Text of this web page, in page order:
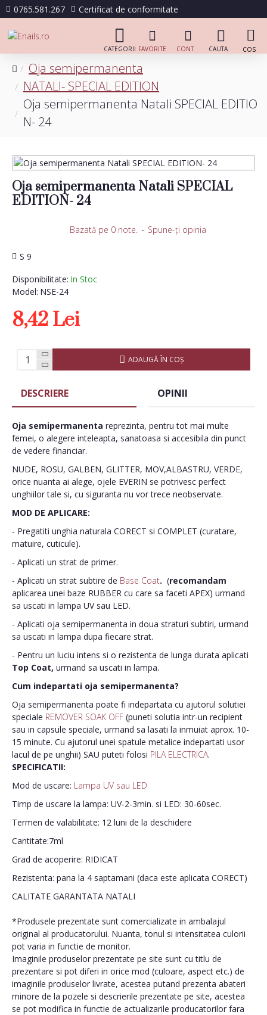
0765.581.267 Certificat de conformitate
Oja semipermanenta
NATALI- SPECIAL EDITION
Oja semipermanenta Natali SPECIAL EDITIO
N- 24
Oja semipermanenta Natali SPECIAL
EDITION- 24
Disponibilitate: In Stoc
Model: NSE-24
S 9
Bazată pe 0 note. - Spune-ţi opinia
8,42 Lei
ADAUGĂ ÎN COŞ
DESCRIERE OPINII
Oja semipermanenta reprezinta, pentru tot mai multe
femei, o alegere inteleapta, sanatoasa si accesibila din punct
de vedere financiar.
NUDE, ROSU, GALBEN, GLITTER, MOV,ALBASTRU, VERDE,
orice nuanta ai alege, ojele EVERIN se potrivesc perfect
unghiilor tale si, cu siguranta nu vor trece neobservate.
MOD DE APLICARE:
- Pregatiti unghia naturala CORECT si COMPLET (curatare,
matuire, cuticule).
- Aplicati un strat de primer.
- Aplicati un strat subtire de Base Coat. (recomandam
aplicarea unei baze RUBBER cu care sa faceti APEX) urmand
sa uscati in lampa UV sau LED.
- Aplicati oja semipermanenta in doua straturi subtiri, urmand
sa uscati in lampa dupa fiecare strat.
- Pentru un luciu intens si o rezistenta de lunga durata aplicati
Top Coat, urmand sa uscati in lampa.
Cum indepartati oja semipermanenta?
Oja semipermanenta poate fi indepartata cu ajutorul solutiei
speciale REMOVER SOAK OFF (puneti solutia intr-un recipient
sau in capsule speciale, urmand sa lasati la inmuiat aprox. 10-
15 minute. Cu ajutorul unei spatule metalice indepartati usor
lacul de pe unghii) SAU puteti folosi PILA ELECTRICA.
SPECIFICATII:
Mod de uscare: Lampa UV sau LED
Timp de uscare la lampa: UV-2-3min. si LED: 30-60sec.
Termen de valabilitate: 12 luni de la deschidere
Cantitate:7ml
Grad de acoperire: RIDICAT
Rezistenta: pana la 4 saptamani (daca este aplicata CORECT)
CALITATE GARANTATA NATALI
*Produsele prezentate sunt comercializate in ambalajul
original al producatorului. Nuanta, tonul si intensitatea culorii
pot varia in functie de monitor.
Imaginile produselor prezentate pe site sunt cu titlu de
prezentare si pot diferi in orice mod (culoare, aspect etc.) de
imaginile produselor livrate, acestea putand prezenta abateri
minore de la pozele si descrierile prezentate pe site, acestea
se pot modifica in functie de actualizarile producatorilor fara